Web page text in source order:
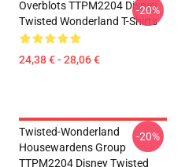
Overblots TTPM2204 Disney
Twisted Wonderland T-Shirts
24,38 € - 28,06 €
-20%
Twisted-Wonderland
Housewardens Group
TTPM2204 Disney Twisted
-20%